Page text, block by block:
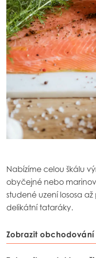
Mowi Korea
Mowi Taiwan
Europe
Mowi Belgium (FR)
Mowi Belgium (NL)
Mowi Czechia (CZ)
Mowi Czechia (EN)
Mowi France
Mowi Germany
Mowi Ireland
Mowi Netherlands
Nabízíme celou škálu
obyčejné nebo
studené uzení lososa
Zobrazit